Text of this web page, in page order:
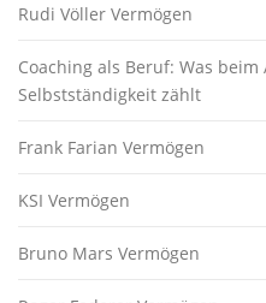
Rudi Völler Vermögen
Coaching als Beruf: Was
Selbstständigkeit zählt
Frank Farian Vermögen
KSI Vermögen
Bruno Mars Vermögen